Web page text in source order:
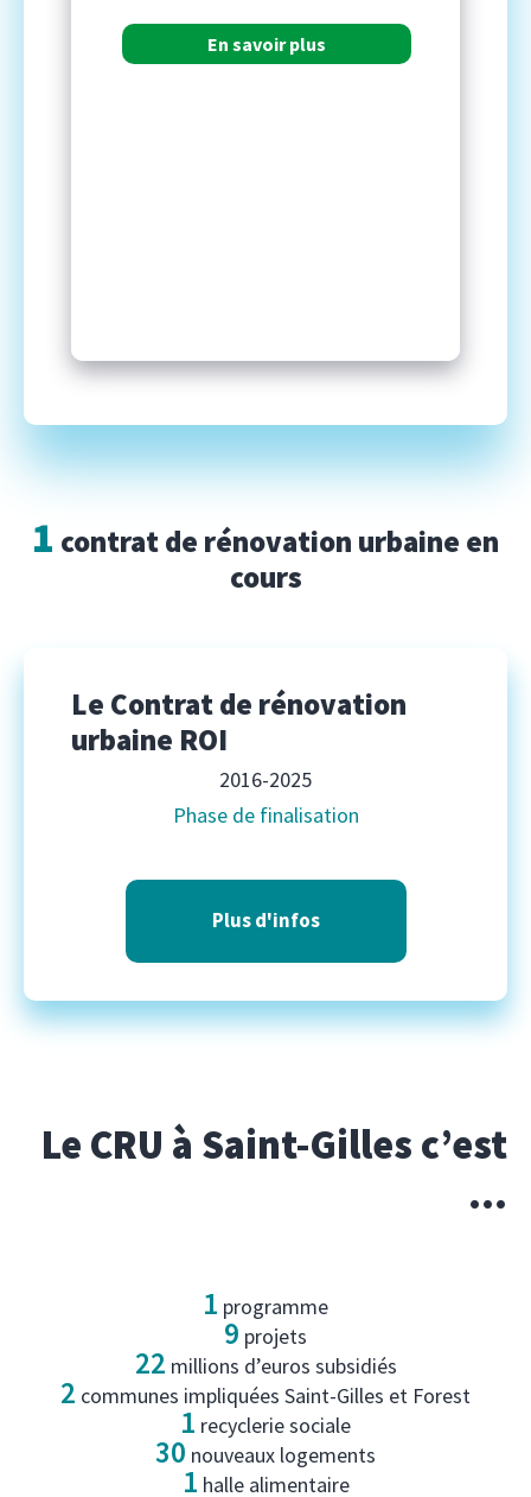
En savoir plus
1 contrat de rénovation urbaine en
cours
Le Contrat de rénovation
urbaine ROI
2016-2025
Phase de finalisation
Plus d'infos
Le CRU à Saint-Gilles c’est
...
1 programme
9 projets
22 millions d’euros subsidiés
2 communes impliquées Saint-Gilles et Forest
1 recyclerie sociale
30 nouveaux logements
1 halle alimentaire